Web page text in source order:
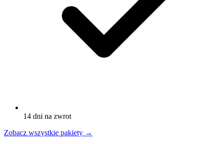
14 dni na zwrot
Zobacz wszystkie pakiety →